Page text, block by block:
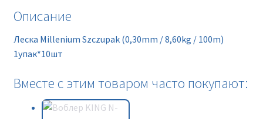
Описание
Леска Millenium Szczupak (0,30mm / 8,60kg / 100m)
1упак*10шт
Вместе с этим товаром часто покупают: